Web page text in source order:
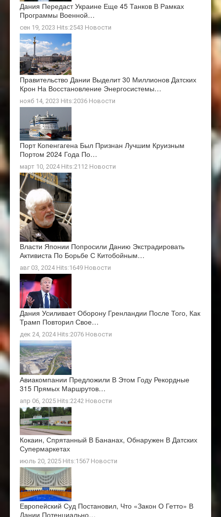
Дания Передаст Украине Еще 45 Танков В Рамках
Программы Военной…
сен 19, 2023 Hits:2543 Новости
Правительство Дании Выделит 30 Миллионов Датских
Крон На Восстановление Энергосистемы…
нояб 14, 2023 Hits:2036 Новости
Порт Копенгагена Был Признан Лучшим Круизным
Портом 2024 Года По…
март 10, 2024 Hits:2112 Новости
Власти Японии Попросили Данию Экстрадировать
Активиста По Борьбе С Китобойным…
авг 03, 2024 Hits:1649 Новости
Дания Усиливает Оборону Гренландии После Того, Как
Трамп Повторил Свое…
дек 24, 2024 Hits:2076 Новости
Авиакомпании Предложили В Этом Году Рекордные
315 Прямых Маршрутов…
апр 06, 2025 Hits:2242 Новости
Кокаин, Спрятанный В Бананах, Обнаружен В Датских
Супермаркетах
июль 20, 2025 Hits:1567 Новости
Европейский Суд Постановил, Что «закон О Гетто» В
Дании Потенциально…